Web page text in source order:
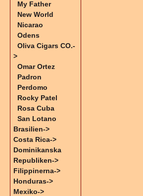
My Father
New World
Nicarao
Odens
Oliva Cigars CO.-
>
Omar Ortez
Padron
Perdomo
Rocky Patel
Rosa Cuba
San Lotano
Brasilien->
Costa Rica->
Dominikanska
Republiken->
Filippinerna->
Honduras->
Mexiko->